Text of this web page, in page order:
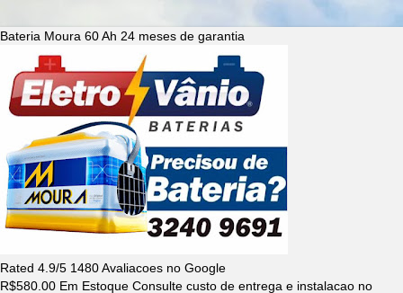
Bateria Moura 60 Ah 24 meses de garantia
Rated 4.9/5 1480Avaliacoes no Google
R$580.00 Em Estoque Consulte custo de entrega e instalacao no